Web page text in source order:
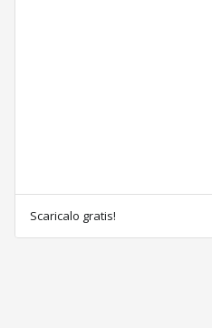
Scaricalo gratis!